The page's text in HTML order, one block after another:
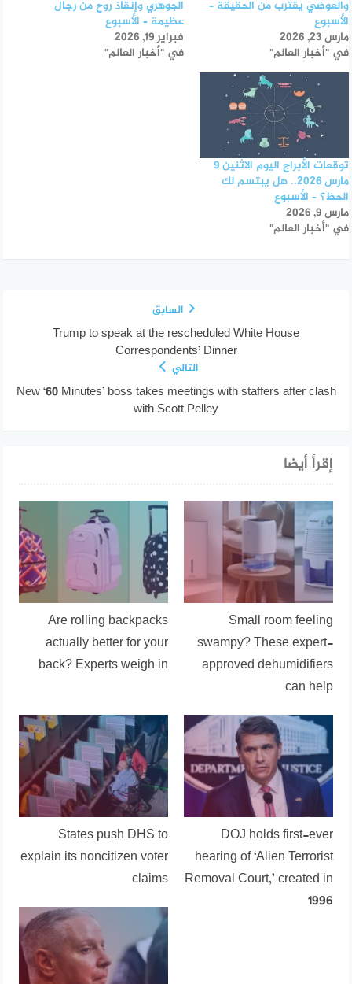
والعوضي يقترب من الحقيقة –
الأسبوع
مارس 23, 2026
في "أخبار العالم"
الجوهري وإنقاذ روح من رجال
عظيمة – الأسبوع
فبراير 19, 2026
في "أخبار العالم"
توقعات الأبراج اليوم الاثنين 9
مارس 2026.. هل يبتسم لك
الحظ؟ – الأسبوع
مارس 9, 2026
في "أخبار العالم"
السابق
Trump to speak at the rescheduled White House
Correspondents’ Dinner
التالي
New ‘60 Minutes’ boss takes meetings with staffers after clash
with Scott Pelley
إقرأ أيضا
Small room feeling
swampy? These expert-
approved dehumidifiers
can help
Are rolling backpacks
actually better for your
back? Experts weigh in
DOJ holds first-ever
hearing of ‘Alien Terrorist
Removal Court,’ created in
1996
States push DHS to
explain its noncitizen voter
claims